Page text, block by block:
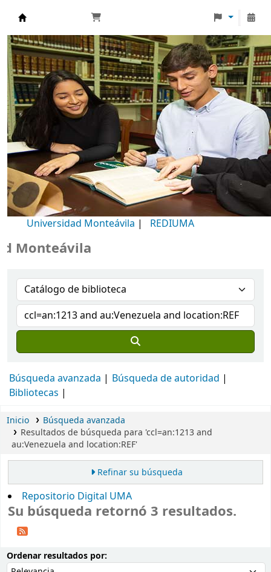
Biblioteca Universidad Monteávila
Universidad Monteávila | REDIUMA
Búsqueda avanzada
Búsqueda de autoridad
Bibliotecas
Inicio
Búsqueda avanzada
Resultados de búsqueda para 'ccl=an:1213 and
au:Venezuela and location:REF'
Refinar su búsqueda
Repositorio Digital UMA
Su búsqueda retornó 3 resultados.
Ordenar resultados por: